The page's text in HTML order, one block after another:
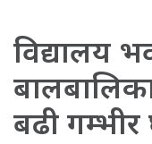
विद्यालय
बढी